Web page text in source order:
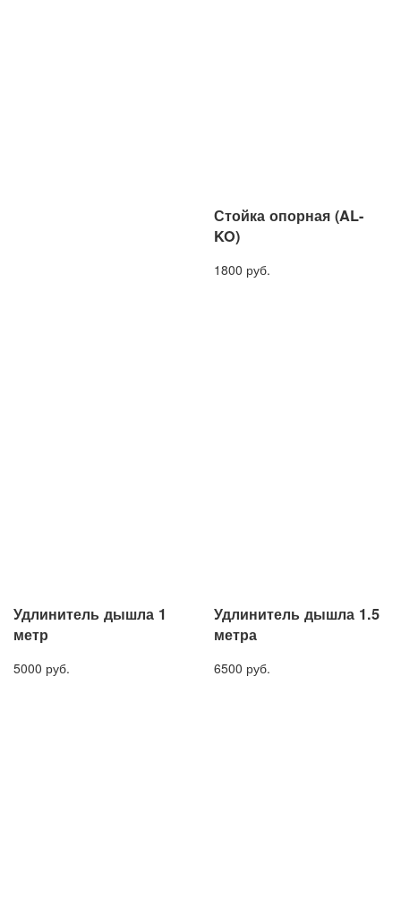
Стойка опорная (AL-
KO)
1800 руб.
Удлинитель дышла 1
метр
5000 руб.
Удлинитель дышла 1.5
метра
6500 руб.